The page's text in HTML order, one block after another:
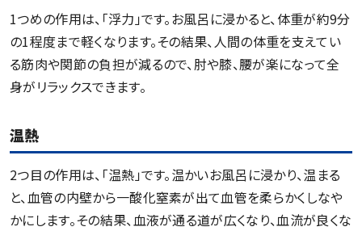
1つめの作用は、「浮力」です。お風呂に浸かると、体重が約9分
の1程度まで軽くなります。その結果、人間の体重を支えてい
る筋肉や関節の負担が減るので、肘や膝、腰が楽になって全
身がリラックスできます。
温熱
2つ目の作用は、「温熱」です。温かいお風呂に浸かり、温まる
と、血管の内壁から一酸化窒素が出て血管を柔らかくしなや
かにします。その結果、血液が通る道が広くなり、血流が良くな